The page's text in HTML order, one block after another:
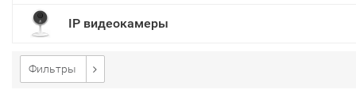
IP видеокамеры
Фильтры